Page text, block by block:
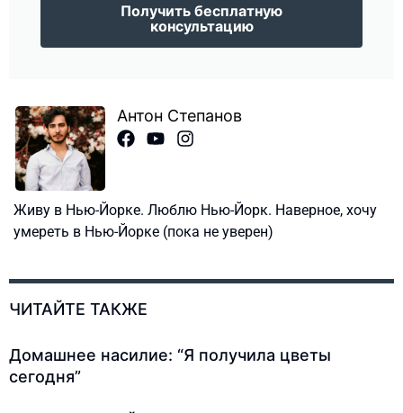
Получить бесплатную
консультацию
Антон Степанов
Живу в Нью-Йорке. Люблю Нью-Йорк. Наверное, хочу
умереть в Нью-Йорке (пока не уверен)
ЧИТАЙТЕ ТАКЖЕ
Домашнее насилие: “Я получила цветы
сегодня”